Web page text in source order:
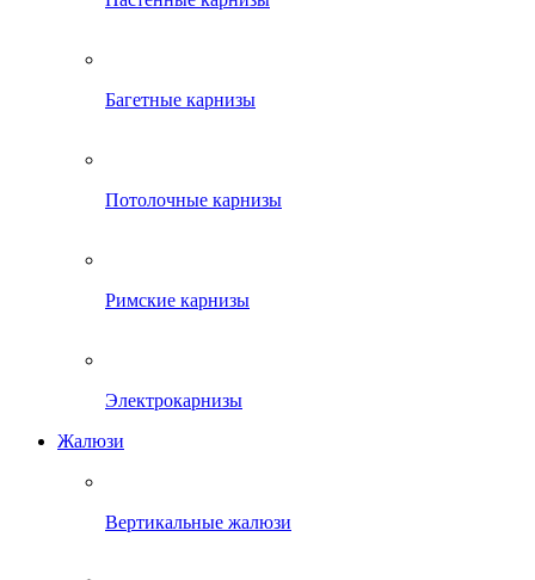
Багетные карнизы
Потолочные карнизы
Римские карнизы
Электрокарнизы
Жалюзи
Вертикальные жалюзи